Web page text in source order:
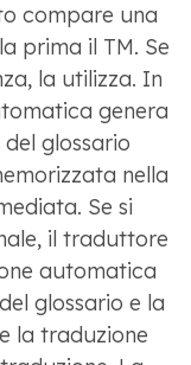
compare una
prima il TM. Se
la utilizza. In
genera
glossario
nella
Se si
il traduttore
automatica
glossario e la
la traduzione